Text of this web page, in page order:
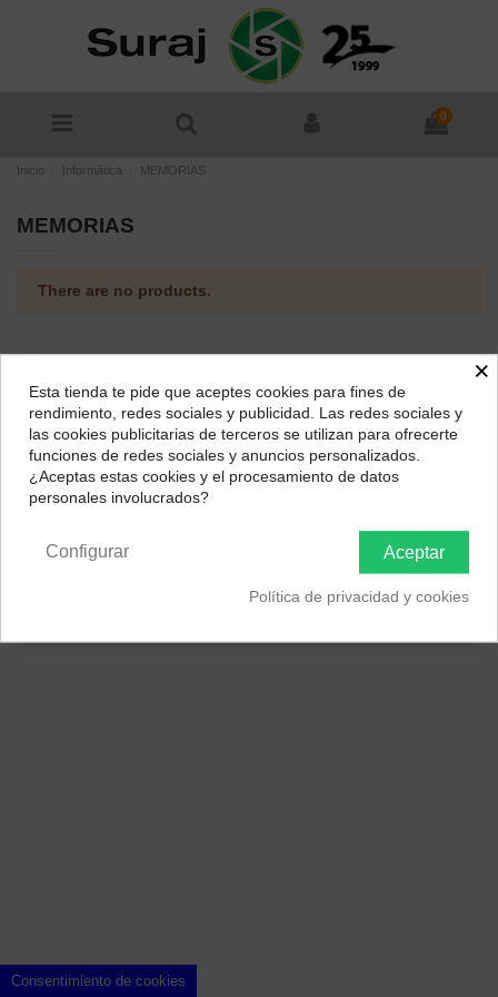
0
Inicio Informática MEMORIAS
MEMORIAS
There are no products.
¿Dónde deseas recibir tu pedido?
Selecciona tu ubicación para mostrarte los precios e
impuestos correctos para tu región.
×
Esta tienda te pide que aceptes cookies para fines de
rendimiento, redes sociales y publicidad. Las redes sociales y
las cookies publicitarias de terceros se utilizan para ofrecerte
funciones de redes sociales y anuncios personalizados.
¿Aceptas estas cookies y el procesamiento de datos
personales involucrados?
Aceptar
Configurar
Política de privacidad y cookies
Consentimiento de cookies